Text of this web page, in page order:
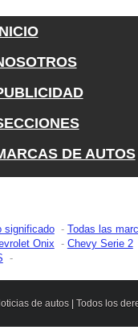
DE AUTOS
significado Todas las
Onix Chevy Serie 2
de autos | Todos los